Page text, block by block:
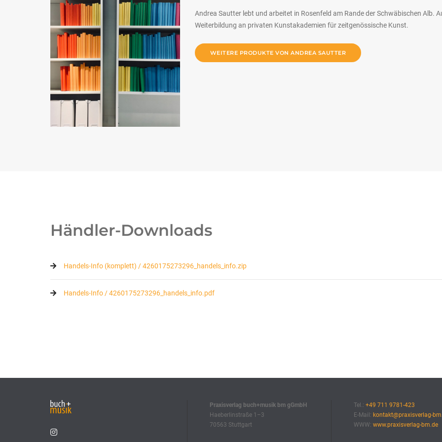
Andrea Sautter lebt und arbeitet in Rosenfeld am Rande der Schwäbischen Alb.
Weiterbildung an privaten Kunstakademien für zeitgenössische Kunst.
WEITERE PRODUKTE VON ANDREA SAUTTER
Händler-Downloads
Handels-Info (komplett) / 4260175273296_handels_info.zip
Handels-Info / 4260175273296_handels_info.pdf
Praxisverlag buch+musik bm gGmbH
Haeberlinstraße 1–3
70563 Stuttgart
Tel.: +49 711 9781-423
E-Mail: kontakt@praxisverlag-
WWW: www.praxisverlag-bm.de